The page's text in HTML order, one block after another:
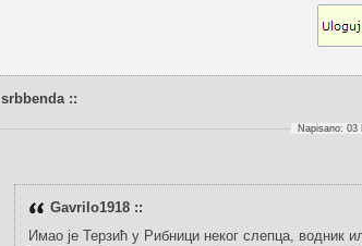
srbbenda ::
Napisano: 03
Gavrilo1918 ::
Имао је Терзић у Рибници неког слепца,